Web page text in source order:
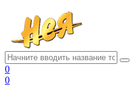
0
0